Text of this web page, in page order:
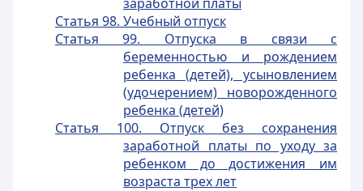
Статья 98. Учебный отпуск
Статья 99. Отпуска в связи с
беременностью и рождением
ребенка (детей), усыновлением
(удочерением) новорожденного
ребенка (детей)
Статья 100. Отпуск без сохранения
заработной платы по уходу за
ребенком до достижения им
возраста трех лет